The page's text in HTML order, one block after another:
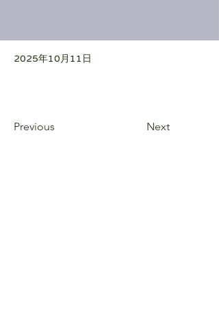
2025年10月11日
Previous Next